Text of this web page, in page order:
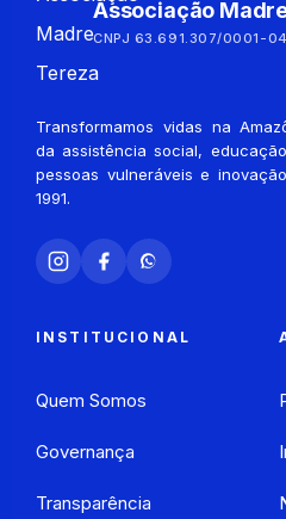
Associação
CNPJ 63.691.307/0001-04
Transformamos vidas na
da assistência social,
pessoas vulneráveis e
1991.
INSTITUCIONAL
Quem Somos
Governança
Transparência